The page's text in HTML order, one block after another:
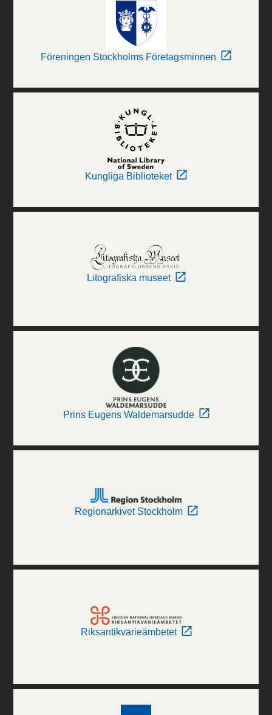
Föreningen Stockholms Företagsminnen
Kungliga Biblioteket
Litografiska museet
Prins Eugens Waldemarsudde
Regionarkivet Stockholm
Riksantikvarieämbetet